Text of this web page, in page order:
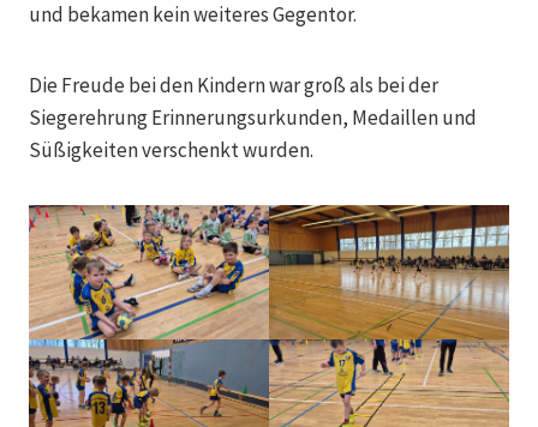
und bekamen kein weiteres Gegentor.
Die Freude bei den Kindern war groß als bei der
Siegerehrung Erinnerungsurkunden, Medaillen und
Süßigkeiten verschenkt wurden.